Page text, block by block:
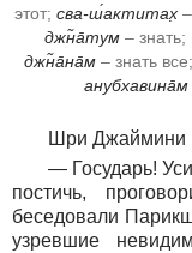
этот; сва-ш́актитах̣–
джн̃а̄тум – знать;
джн̃а̄на̄м– знать все;
анубхавина̄м
Шри Джаймини
― Государь!
постичь,
беседовали
узревшие